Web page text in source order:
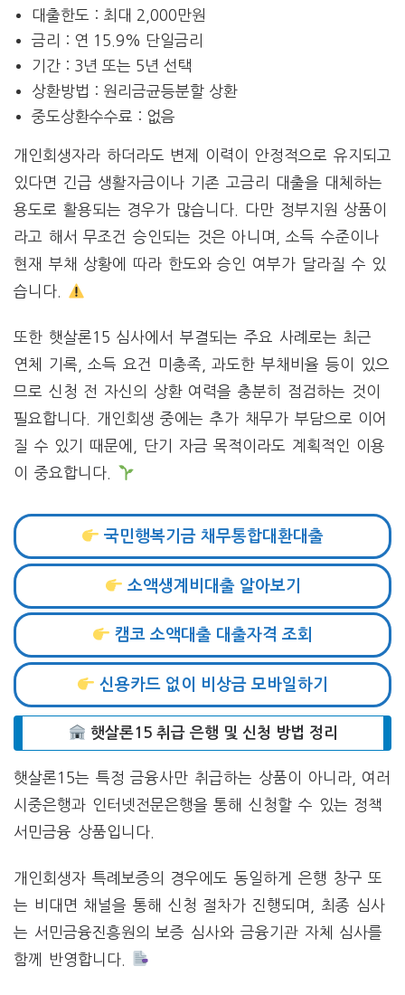
대출한도 : 최대 2,000만원
금리 : 연 15.9% 단일금리
기간 : 3년 또는 5년 선택
상환방법 : 원리금균등분할 상환
중도상환수수료 : 없음
개인회생자라 하더라도 변제 이력이 안정적으로 유지되고
있다면 긴급 생활자금이나 기존 고금리 대출을 대체하는
용도로 활용되는 경우가 많습니다. 다만 정부지원 상품이
라고 해서 무조건 승인되는 것은 아니며, 소득 수준이나
현재 부채 상황에 따라 한도와 승인 여부가 달라질 수 있
습니다.
또한 햇살론15 심사에서 부결되는 주요 사례로는 최근
연체 기록, 소득 요건 미충족, 과도한 부채비율 등이 있으
므로 신청 전 자신의 상환 여력을 충분히 점검하는 것이
필요합니다. 개인회생 중에는 추가 채무가 부담으로 이어
질 수 있기 때문에, 단기 자금 목적이라도 계획적인 이용
이 중요합니다.
국민행복기금 채무통합대환대출
소액생계비대출 알아보기
캠코 소액대출 대출자격 조회
신용카드 없이 비상금 모바일하기
햇살론15 취급 은행 및 신청 방법 정리
햇살론15는 특정 금융사만 취급하는 상품이 아니라, 여러
시중은행과 인터넷전문은행을 통해 신청할 수 있는 정책
서민금융 상품입니다.
개인회생자 특례보증의 경우에도 동일하게 은행 창구 또
는 비대면 채널을 통해 신청 절차가 진행되며, 최종 심사
는 서민금융진흥원의 보증 심사와 금융기관 자체 심사를
함께 반영합니다.